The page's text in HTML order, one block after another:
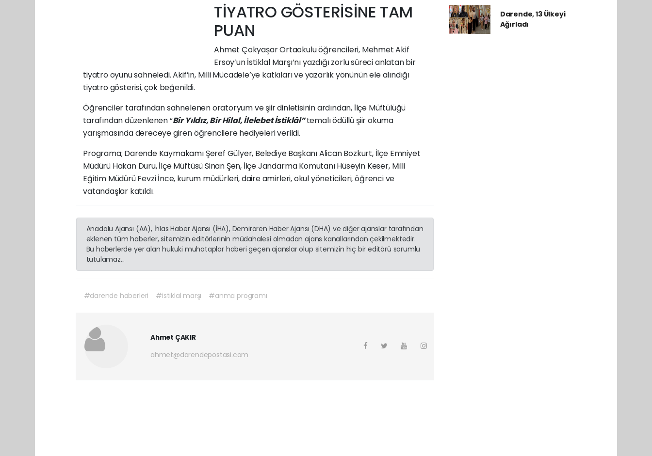
TİYATRO GÖSTERİSİNE TAM
PUAN
Ahmet Çokyaşar Ortaokulu öğrencileri, Mehmet Akif
Ersoy’un İstiklal Marşı’nı yazdığı zorlu süreci anlatan bir
tiyatro oyunu sahneledi. Akif’in, Milli Mücadele’ye katkıları ve yazarlık yönünün ele alındığı
tiyatro gösterisi, çok beğenildi.
Öğrenciler tarafından sahnelenen oratoryum ve şiir dinletisinin ardından, İlçe Müftülüğü
tarafından düzenlenen “Bir Yıldız, Bir Hilal, İlelebet İstiklâl”temalı ödüllü şiir okuma
yarışmasında dereceye giren öğrencilere hediyeleri verildi.
Programa; Darende Kaymakamı Şeref Gülyer, Belediye Başkanı Alican Bozkurt, İlçe Emniyet
Müdürü Hakan Duru, İlçe Müftüsü Sinan Şen, İlçe Jandarma Komutanı Hüseyin Keser, Milli
Eğitim Müdürü Fevzi İnce, kurum müdürleri, daire amirleri, okul yöneticileri, öğrenci ve
vatandaşlar katıldı.
Anadolu Ajansı (AA), İhlas Haber Ajansı (İHA), Demirören Haber Ajansı (DHA) ve diğer ajanslar tarafından
eklenen tüm haberler, sitemizin editörlerinin müdahalesi olmadan ajans kanallarından çekilmektedir.
Bu haberlerde yer alan hukuki muhataplar haberi geçen ajanslar olup sitemizin hiç bir editörü sorumlu
tutulamaz...
#darende haberleri #istiklal marşı #anma programı
Ahmet ÇAKIR
ahmet@darendepostasi.com
Darende, 13 Ülkeyi
Ağırladı